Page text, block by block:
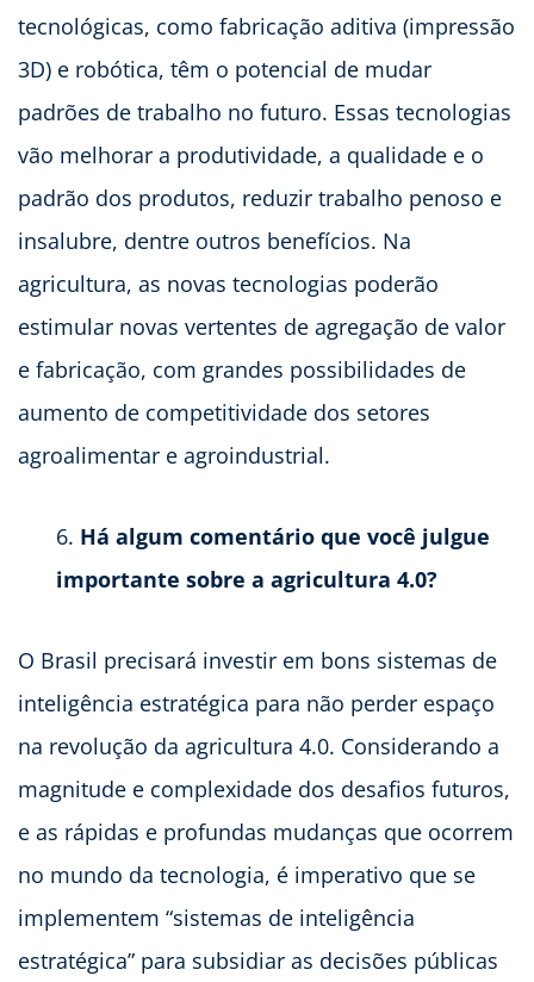
tecnológicas, como fabricação aditiva (impressão
3D) e robótica, têm o potencial de mudar
padrões de trabalho no futuro. Essas tecnologias
vão melhorar a produtividade, a qualidade e o
padrão dos produtos, reduzir trabalho penoso e
insalubre, dentre outros benefícios. Na
agricultura, as novas tecnologias poderão
estimular novas vertentes de agregação de valor
e fabricação, com grandes possibilidades de
aumento de competitividade dos setores
agroalimentar e agroindustrial.
Há algum comentário que você julgue
importante sobre a agricultura 4.0?
O Brasil precisará investir em bons sistemas de
inteligência estratégica para não perder espaço
na revolução da agricultura 4.0. Considerando a
magnitude e complexidade dos desafios futuros,
e as rápidas e profundas mudanças que ocorrem
no mundo da tecnologia, é imperativo que se
implementem “sistemas de inteligência
estratégica” para subsidiar as decisões públicas